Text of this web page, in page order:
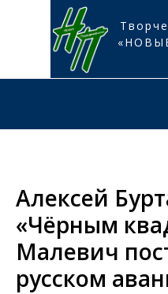
Алексей
«Чёрным
Малевич
русском